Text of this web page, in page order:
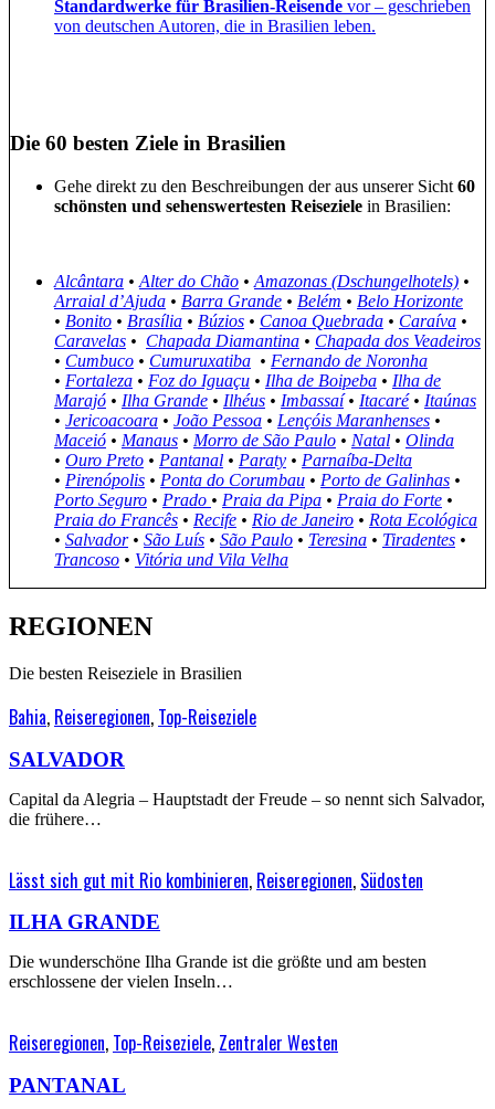
Standardwerke für Brasilien-Reisende vor – geschrieben
von deutschen Autoren, die in Brasilien leben.
Die 60 besten Ziele in Brasilien
Gehe direkt zu den Beschreibungen der aus unserer Sicht 60
schönsten und sehenswertesten Reiseziele in Brasilien:
Alcântara • Alter do Chão • Amazonas (Dschungelhotels) •
Arraial d’Ajuda • Barra Grande • Belém • Belo Horizonte
• Bonito • Brasília • Búzios • Canoa Quebrada • Caraíva •
Caravelas • Chapada Diamantina • Chapada dos Veadeiros
• Cumbuco • Cumuruxatiba • Fernando de Noronha
• Fortaleza • Foz do Iguaçu • Ilha de Boipeba • Ilha de
Marajó • Ilha Grande • Ilhéus • Imbassaí• Itacaré• Itaúnas
• Jericoacoara • João Pessoa • Lençóis Maranhenses •
Maceió • Manaus • Morro de São Paulo • Natal • Olinda
• Ouro Preto • Pantanal • Paraty • Parnaíba-Delta
• Pirenópolis • Ponta do Corumbau • Porto de Galinhas •
Porto Seguro • Prado • Praia da Pipa • Praia do Forte •
Praia do Francês • Recife • Rio de Janeiro • Rota Ecológica
• Salvador• São Luís • São Paulo • Teresina • Tiradentes •
Trancoso • Vitória und Vila Velha
REGIONEN
Die besten Reiseziele in Brasilien
Bahia, Reiseregionen, Top-Reiseziele
SALVADOR
Capital da Alegria – Hauptstadt der Freude – so nennt sich Salvador,
die frühere…
Lässt sich gut mit Rio kombinieren, Reiseregionen, Südosten
ILHA GRANDE
Die wunderschöne Ilha Grande ist die größte und am besten
erschlossene der vielen Inseln…
Reiseregionen, Top-Reiseziele, Zentraler Westen
PANTANAL